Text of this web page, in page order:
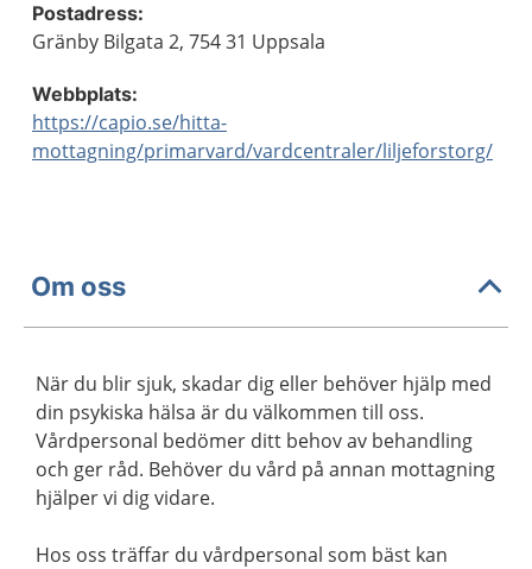
Postadress:
Gränby Bilgata 2, 754 31 Uppsala
Webbplats:
https://capio.se/hitta-
mottagning/primarvard/vardcentraler/liljeforstorg/
Om oss
När du blir sjuk, skadar dig eller behöver hjälp med
din psykiska hälsa är du välkommen till oss.
Vårdpersonal bedömer ditt behov av behandling
och ger råd. Behöver du vård på annan mottagning
hjälper vi dig vidare.
Hos oss träffar du vårdpersonal som bäst kan